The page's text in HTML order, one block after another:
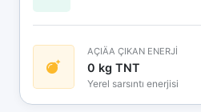
AÇIÄA ÇIKAN ENERJİ
0 kg TNT
Yerel sarsıntı enerjisi